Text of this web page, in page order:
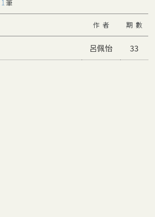
1 筆
作 者 期 數
呂佩怡 33